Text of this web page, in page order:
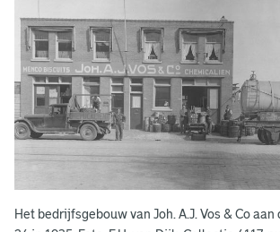
e
s
b
o
e
e
n
Het bedrijfsgebouw van Joh. A.J. Vos & Co